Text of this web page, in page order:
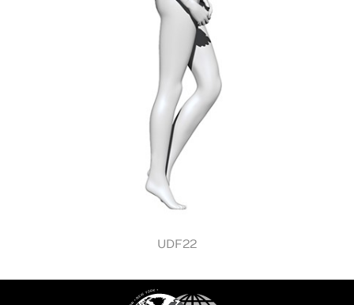
UDF22